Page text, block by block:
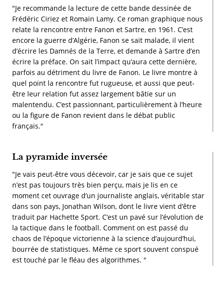
"Je recommande la lecture de cette bande dessinée de
Frédéric Ciriez et Romain Lamy. Ce roman graphique nous
relate la rencontre entre Fanon et Sartre, en 1961. C’est
encore la guerre d’Algérie, Fanon se sait malade, il vient
d’écrire les Damnés de la Terre, et demande à Sartre d’en
écrire la préface. On sait l’impact qu’aura cette dernière,
parfois au détriment du livre de Fanon. Le livre montre à
quel point la rencontre fut rugueuse, et aussi que peut-
être leur relation fut assez largement bâtie sur un
malentendu. C’est passionnant, particulièrement à l’heure
ou la figure de Fanon revient dans le débat public
français."
La pyramide inversée
"Je vais peut-être vous décevoir, car je sais que ce sujet
n’est pas toujours très bien perçu, mais je lis en ce
moment cet ouvrage d’un journaliste anglais, véritable star
dans son pays, Jonathan Wilson, dont le livre vient d’être
traduit par Hachette Sport. C’est un pavé sur l’évolution de
la tactique dans le football. Comment on est passé du
chaos de l’époque victorienne à la science d’aujourd’hui,
bourrée de statistiques. Même ce sport souvent conspué
est touché par le fléau des algorithmes. "